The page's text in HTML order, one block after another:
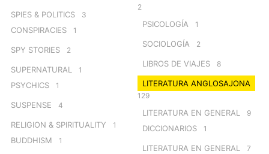
SPIES & POLITICS 3
CONSPIRACIES 1
SPY STORIES 2
SUPERNATURAL 1
PSYCHICS 1
SUSPENSE 4
RELIGION & SPIRITUALITY 1
BUDDHISM 1
2
PSICOLOGÍA 1
SOCIOLOGÍA 2
LIBROS DE VIAJES 8
LITERATURA ANGLOSAJONA
129
LITERATURA EN GENERAL 9
DICCIONARIOS 1
LITERATURA EN GENERAL 7